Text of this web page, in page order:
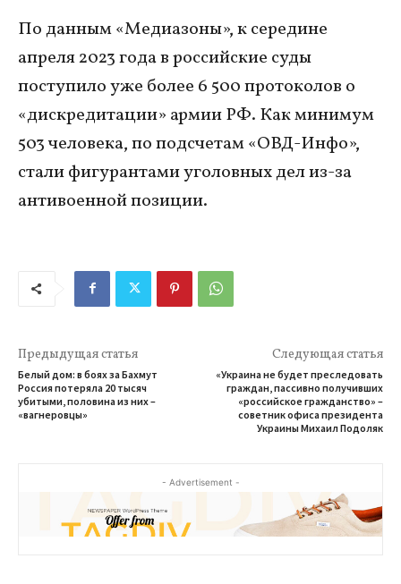
По данным «Медиазоны», к середине
апреля 2023 года в российские суды
поступило уже более 6 500 протоколов о
«дискредитации» армии РФ. Как минимум
503 человека, по подсчетам «ОВД-Инфо»,
стали фигурантами уголовных дел из-за
антивоенной позиции.
Предыдущая статья
Белый дом: в боях за Бахмут
Россия потеряла 20 тысяч
убитыми, половина из них –
«вагнеровцы»
Следующая статья
«Украина не будет преследовать
граждан, пассивно получивших
«российское гражданство» –
советник офиса президента
Украины Михаил Подоляк
- Advertisement -